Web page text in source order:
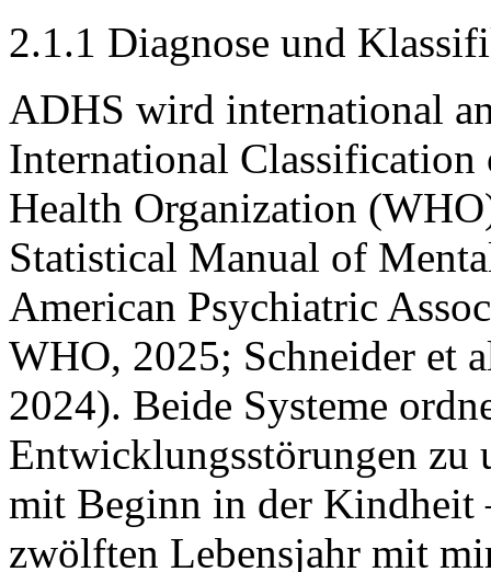
2.1.1 Diagnose und
ADHS wird international
International
Health Organization
Statistical Manual of
American Psychiatric
WHO, 2025; Schneider et
2024). Beide Systeme
Entwicklungsstörungen zu
mit Beginn in der Kindheit
zwölften Lebensjahr mit